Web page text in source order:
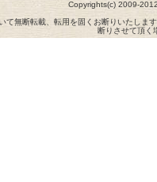
Copyrights(c) 2009-
て無断転載、転用を固くお断りいたしま
断りさせて頂く